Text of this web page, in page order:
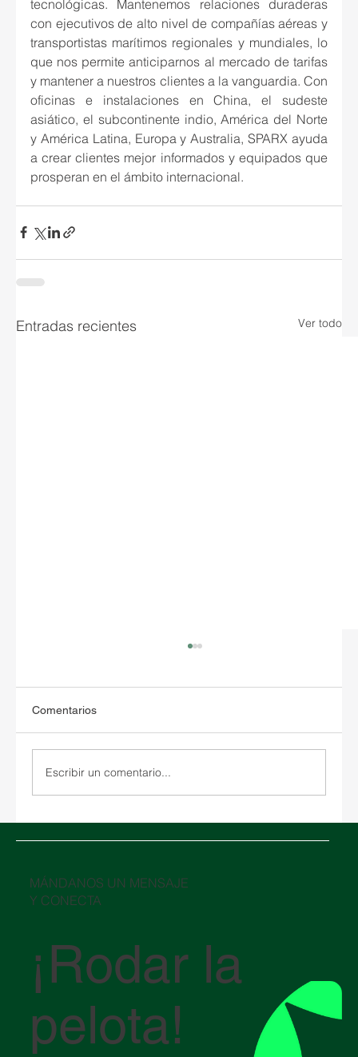
tecnológicas. Mantenemos relaciones duraderas
con ejecutivos de alto nivel de compañías aéreas y
transportistas marítimos regionales y mundiales, lo
que nos permite anticiparnos al mercado de tarifas
y mantener a nuestros clientes a la vanguardia. Con
oficinas e instalaciones en China, el sudeste
asiático, el subcontinente indio, América del Norte
y América Latina, Europa y Australia, SPARX ayuda
a crear clientes mejor informados y equipados que
prosperan en el ámbito internacional.
Entradas recientes Ver todo
Comentarios
Escribir un comentario...
​MÁNDANOS UN MENSAJE
Y CONECTA
¡Rodar la
pelota!